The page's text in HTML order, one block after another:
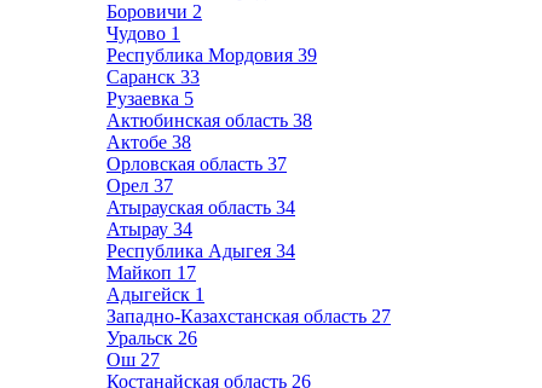
Боровичи 2
Чудово 1
Республика Мордовия 39
Саранск 33
Рузаевка 5
Актюбинская область 38
Актобе 38
Орловская область 37
Орел 37
Атырауская область 34
Атырау 34
Республика Адыгея 34
Майкоп 17
Адыгейск 1
Западно-Казахстанская область 27
Уральск 26
Ош 27
Костанайская область 26